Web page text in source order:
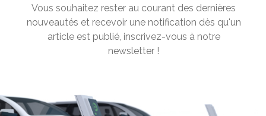
← Revenir à l'agenda
RENCONTRE NATIONALE –
Vous souhaitez rester au courant des dernières
nouveautés et recevoir une notification dès qu'un
article est publié, inscrivez-vous à notre
newsletter !